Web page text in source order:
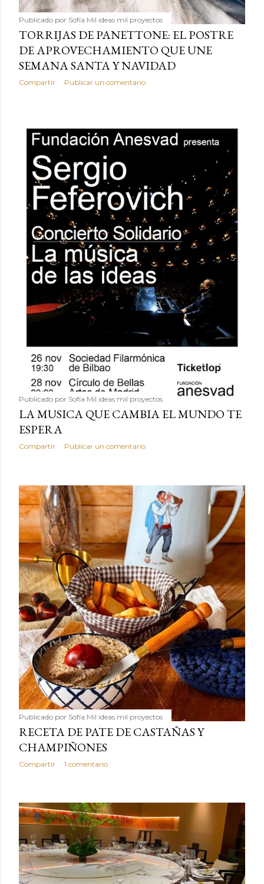
Publicado por Sofía Mil ideas mil proyectos
TORRIJAS DE PANETTONE: EL POSTRE
DE APROVECHAMIENTO QUE UNE
SEMANA SANTA Y NAVIDAD
Compartir Publicar un comentario
Publicado por Sofía Mil ideas mil proyectos
LA MUSICA QUE CAMBIA EL MUNDO TE
ESPERA
Compartir Publicar un comentario
Publicado por Sofía Mil ideas mil proyectos
RECETA DE PATE DE CASTAÑAS Y
CHAMPIÑONES
Compartir 1 comentario